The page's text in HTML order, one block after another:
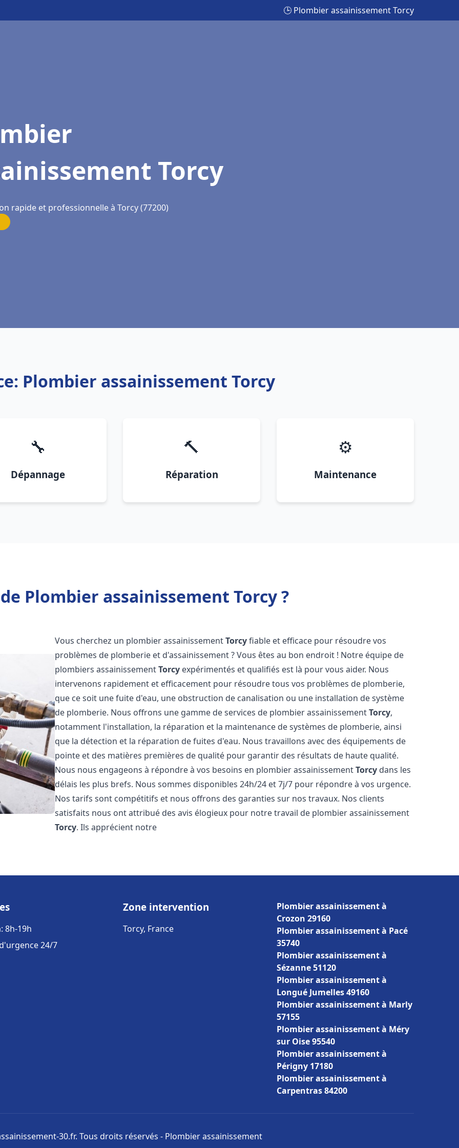
🕒 Plombier assainissement Torcy
Torcy
rapide et professionnelle à Torcy (77200)
Plombier assainissement Torcy
🔧
Dépannage
🔨
Réparation
⚙️
Maintenance
Plombier assainissement Torcy ?
Vous cherchez un plombier assainissementTorcyfiable et efficace pour résoudre vos
problèmes de plomberie et d'assainissement ? Vous êtes au bon endroit ! Notre équipe de
plombiers assainissementTorcy expérimentés et qualifiés est là pour vous aider. Nous
intervenons rapidement et efficacement pour résoudre tous vos problèmes de plomberie,
que ce soit une fuite d'eau, une obstruction de canalisation ou une installation de système
de plomberie. Nous offrons une gamme de services de plombier assainissementTorcy,
notamment l'installation, la réparation et la maintenance de systèmes de plomberie, ainsi
que la détection et la réparation de fuites d'eau. Nous travaillons avec des équipements de
pointe et des matières premières de qualité pour garantir des résultats de haute qualité.
Nous nous engageons à répondre à vos besoins en plombier assainissementTorcy dans les
délais les plus brefs. Nous sommes disponibles 24h/24 et 7j/7 pour répondre à vos urgence.
Nos tarifs sont compétitifs et nous offrons des garanties sur nos travaux. Nos clients
satisfaits nous ont attribué des avis élogieux pour notre travail de plombier assainissement
Torcy. Ils apprécient notre
8h-19h
24/7
Zone intervention
Torcy, France
Plombier assainissement à
Crozon 29160
Plombier assainissement à Pacé
35740
Plombier assainissement à
Sézanne 51120
Plombier assainissement à
Longué Jumelles 49160
Plombier assainissement à Marly
57155
Plombier assainissement à Méry
sur Oise 95540
Plombier assainissement à
Périgny 17180
Plombier assainissement à
Carpentras 84200
30.fr. Tous droits réservés - Plombier assainissement